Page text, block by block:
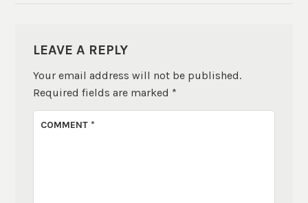
LEAVE A REPLY
Your email address will not be published.
Required fields are marked *
COMMENT*